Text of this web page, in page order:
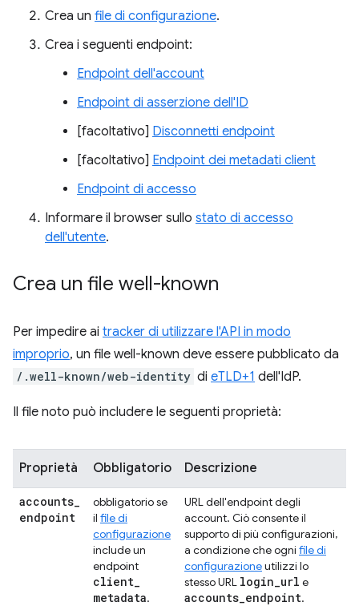
Crea un file di configurazione.
Crea i seguenti endpoint:
Endpoint dell'account
Endpoint di asserzione dell'ID
[facoltativo] Disconnetti endpoint
[facoltativo] Endpoint dei metadati client
Endpoint di accesso
Informare il browser sullo stato di accesso
dell'utente.
Crea un file well-known
Per impedire ai tracker di utilizzare l'API in modo
improprio, un file well-known deve essere pubblicato da
/.well-known/web-identity di eTLD+1 dell'IdP.
Il file noto può includere le seguenti proprietà:
Proprietà Obbligatorio Descrizione
accounts_
endpoint
obbligatorio se
il file di
configurazione
include un
endpoint
client_
metadata.
URL dell'endpoint degli
account. Ciò consente il
supporto di più configurazioni,
a condizione che ogni file di
configurazioneutilizzi lo
stesso URL login_url e
accounts_endpoint.